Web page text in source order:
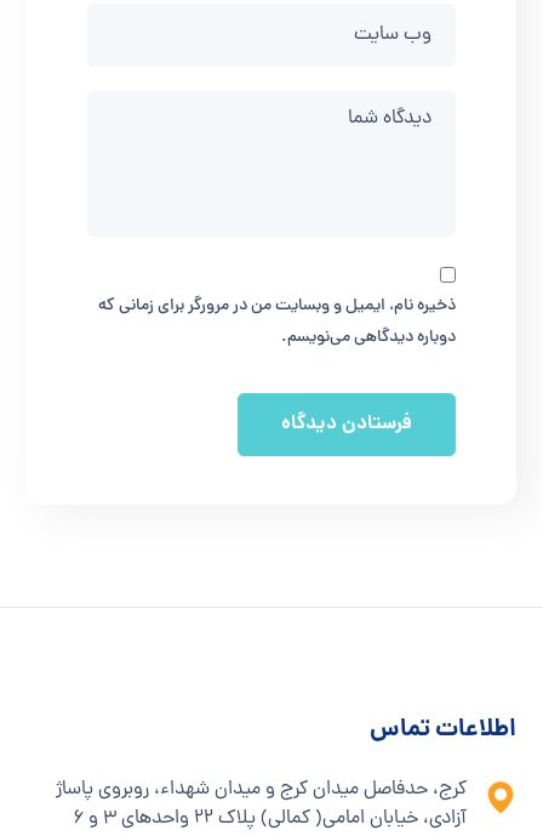
ذخیره نام، ایمیل و وبسایت من در مرورگر برای زمانی که
دوباره دیدگاهی می‌نویسم.
اطلاعات تماس
کرج، حدفاصل میدان کرج و میدان شهداء، روبروی پاساژ
آزادی، خیابان امامی( کمالی) پلاک ۲۲ واحدهای ۳ و ۶